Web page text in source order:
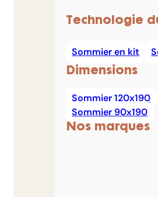
Technologie
Sommier en kit
Dimensions
Sommier 120x190
Sommier 90x190
Nos marques